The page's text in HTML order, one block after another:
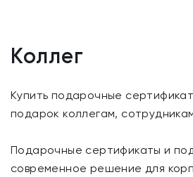
Коллег
Купить подарочные
подарок коллегам,
Подарочные сертификаты и
современное решение для